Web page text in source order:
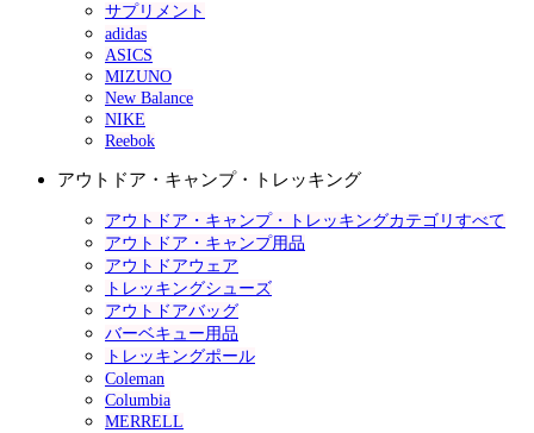
サプリメント
adidas
ASICS
MIZUNO
New Balance
NIKE
Reebok
アウトドア・キャンプ・トレッキング
アウトドア・キャンプ・トレッキングカテゴリすべて
アウトドア・キャンプ用品
アウトドアウェア
トレッキングシューズ
アウトドアバッグ
バーベキュー用品
トレッキングポール
Coleman
Columbia
MERRELL